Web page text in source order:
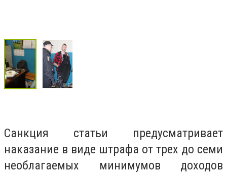
Санкция статьи предусматривает
наказание в виде штрафа от трех до семи
необлагаемых минимумов доходов